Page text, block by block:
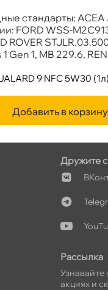
стандарты: ACEA
FORD WSS-
ROVER
Gen 1, MB 229.6,
9 NFC 5W30
Добавить в корзину
Дружите
Рассылка
акциях и